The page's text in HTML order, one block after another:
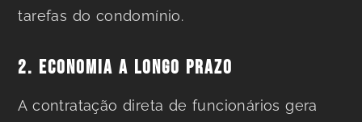
tarefas do condomínio.
2. ECONOMIA A LONGO PRAZO
A contratação direta de funcionários gera